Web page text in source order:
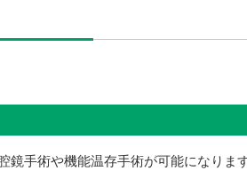
鏡手術や機能温存手術が可能になり